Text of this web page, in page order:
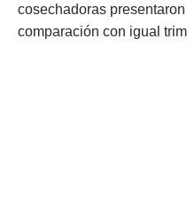
cosechadoras
comparación con igual